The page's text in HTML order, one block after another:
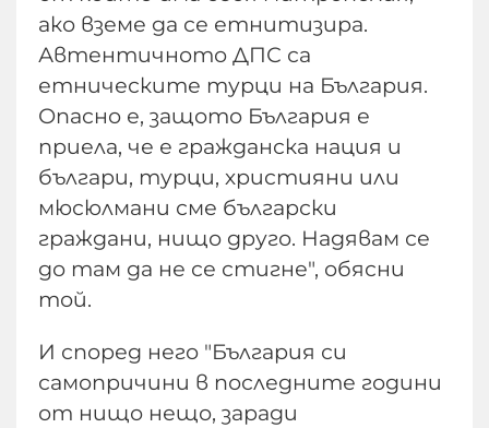
ако вземе да се етнитизира.
Автентичното ДПС са
етническите турци на България.
Опасно е, защото България е
приела, че е гражданска нация и
българи, турци, християни или
мюсюлмани сме български
граждани, нищо друго. Надявам се
до там да не се стигне", обясни
той.
И според него "България си
самопричини в последните години
от нищо нещо, заради